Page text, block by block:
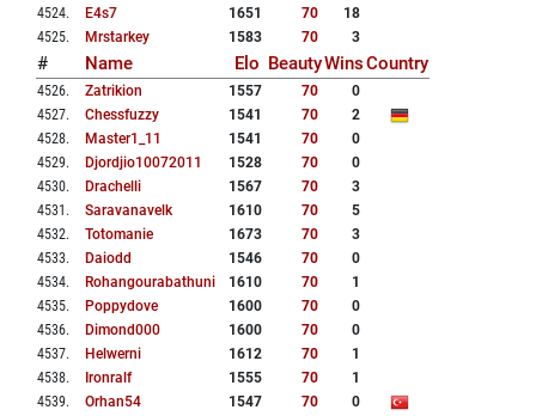
4524. E4s7 1651 70
18
4525. Mrstarkey 1583 70 3
# Name Elo BeautyWinsCountry
4526. Zatrikion 1557 70
0
4527. Chessfuzzy 1541 70
2
4528. Master1_11 1541 70
0
4529. Djordjio10072011 1528 70
0
4530. Drachelli 1567 70
3
4531 . Saravanavelk 1610 70
5
4532. Totomanie 1673 70
3
4533. Daiodd 1546 70
0
4534. Rohangourabathuni 1610 70
1
4535. Poppydove 1600 70
0
4536. Dimond000 1600 70
0
4537. Helwerni 1612 70
1
4538. Ironralf 1555 70
1
4539. Orhan54 1547 70
0